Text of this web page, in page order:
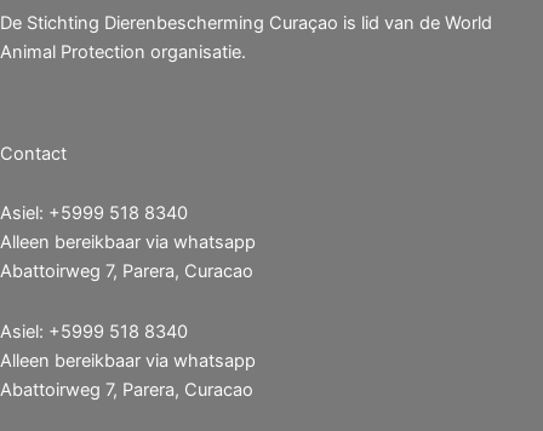
De Stichting Dierenbescherming Curaçao is lid van de World
Animal Protection organisatie.
Contact
Asiel: +5999 518 8340
Alleen bereikbaar via whatsapp
Abattoirweg 7, Parera, Curacao
Asiel: +5999 518 8340
Alleen bereikbaar via whatsapp
Abattoirweg 7, Parera, Curacao